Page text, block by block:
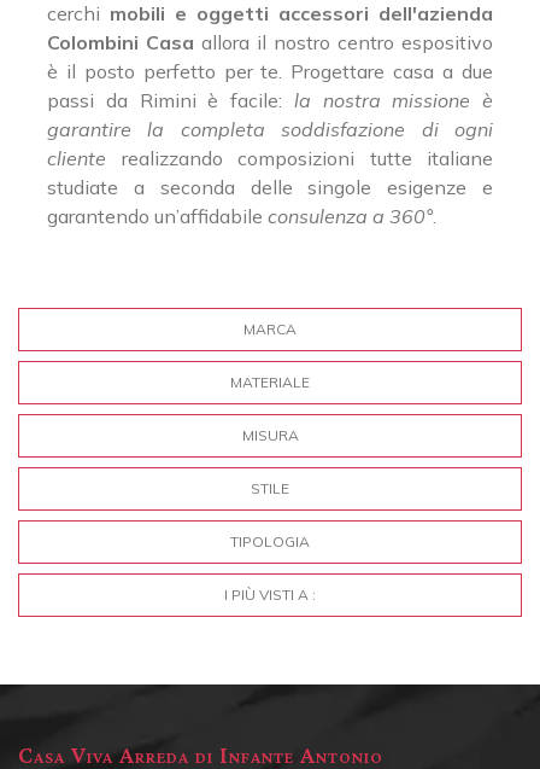
cerchi mobili e oggetti accessori dell'azienda
Colombini Casa allora il nostro centro espositivo
è il posto perfetto per te. Progettare casa a due
passi da Rimini è facile: la nostra missione è
garantire la completa soddisfazione di ogni
cliente realizzando composizioni tutte italiane
studiate a seconda delle singole esigenze e
garantendo un’affidabile consulenza a 360°.
MARCA
MATERIALE
MISURA
STILE
TIPOLOGIA
I PIÙ VISTI A :
Casa Viva Arreda di Infante Antonio